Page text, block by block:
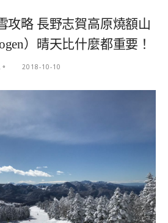
攻略 長野志賀高原燒額山
）晴天比什麼都重要！
2018-10-10